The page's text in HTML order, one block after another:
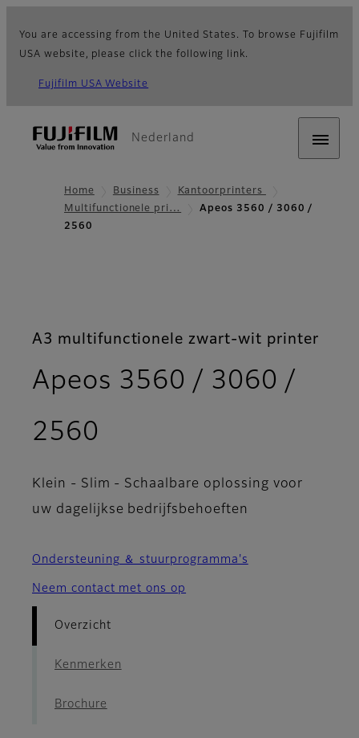
You are accessing from the United States. To browse Fujifilm
USA website, please click the following link.
Fujifilm USA Website
Nederland
Home Business
Kantoorprinters
Multifunctionele pri…
Apeos 3560 / 3060 /
2560
A3 multifunctionele zwart-wit printer
Apeos 3560 / 3060 /
2560
Klein - Slim - Schaalbare oplossing voor
uw dagelijkse bedrijfsbehoeften
Ondersteuning ＆ stuurprogramma's
Neem contact met ons op
Overzicht
Kenmerken
Brochure